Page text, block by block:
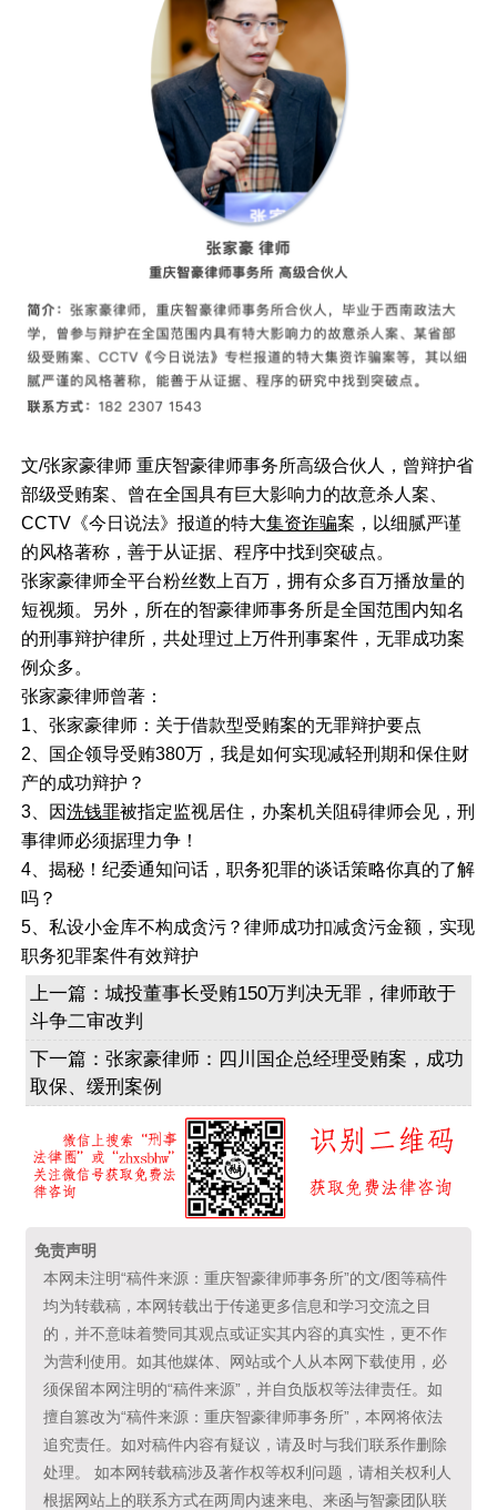
文/张家豪律师 重庆智豪律师事务所高级合伙人，曾辩护省
部级受贿案、曾在全国具有巨大影响力的故意杀人案、
CCTV《今日说法》报道的特大集资诈骗案，以细腻严谨
的风格著称，善于从证据、程序中找到突破点。
张家豪律师全平台粉丝数上百万，拥有众多百万播放量的
短视频。另外，所在的智豪律师事务所是全国范围内知名
的刑事辩护律所，共处理过上万件刑事案件，无罪成功案
例众多。
张家豪律师曾著：
1、张家豪律师：关于借款型受贿案的无罪辩护要点
2、国企领导受贿380万，我是如何实现减轻刑期和保住财
产的成功辩护？
3、因洗钱罪被指定监视居住，办案机关阻碍律师会见，刑
事律师必须据理力争！
4、揭秘！纪委通知问话，职务犯罪的谈话策略你真的了解
吗？
5、私设小金库不构成贪污？律师成功扣减贪污金额，实现
职务犯罪案件有效辩护
上一篇：城投董事长受贿150万判决无罪，律师敢于
斗争二审改判
下一篇：张家豪律师：四川国企总经理受贿案，成功
取保、缓刑案例
免责声明
本网未注明“稿件来源：重庆智豪律师事务所”的文/图等稿件
均为转载稿，本网转载出于传递更多信息和学习交流之目
的，并不意味着赞同其观点或证实其内容的真实性，更不作
为营利使用。如其他媒体、网站或个人从本网下载使用，必
须保留本网注明的“稿件来源”，并自负版权等法律责任。如
擅自篡改为“稿件来源：重庆智豪律师事务所”，本网将依法
追究责任。如对稿件内容有疑议，请及时与我们联系作删除
处理。 如本网转载稿涉及著作权等权利问题，请相关权利人
根据网站上的联系方式在两周内速来电、来函与智豪团队联